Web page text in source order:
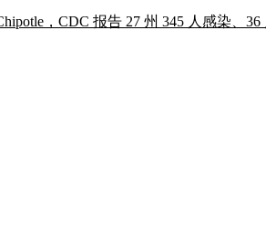
，CDC 报告 27 州 345 人感染、36